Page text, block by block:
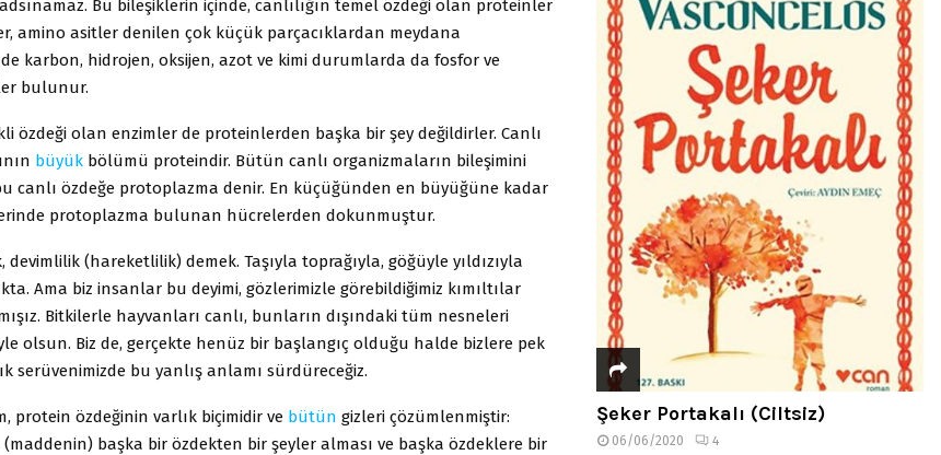
Bu bileşiklerin içinde, canlılığın temel özdeği olan proteinler
amino asitler denilen çok küçük parçacıklardan meydana
karbon, hidrojen, oksijen, azot ve kimi durumlarda da fosfor ve
bulunur.
özdeği olan enzimler de proteinlerden başka bir şey değildirler. Canlı
büyük bölümü proteindir. Bütün canlı organizmaların bileşimini
canlı özdeğe protoplazma denir. En küçüğünden en büyüğüne kadar
protoplazma bulunan hücrelerden dokunmuştur.
devimlilik (hareketlilik) demek. Taşıyla toprağıyla, göğüyle yıldızıyla
Ama biz insanlar bu deyimi, gözlerimizle görebildiğimiz kımıltılar
Bitkilerle hayvanları canlı, bunların dışındaki tüm nesneleri
olsun. Biz de, gerçekte henüz bir başlangıç olduğu halde bizlere pek
serüvenimizde bu yanlış anlamı sürdüreceğiz.
protein özdeğinin varlık biçimidir ve bütün gizleri çözümlenmiştir:
(maddenin) başka bir özdekten bir şeyler alması ve başka özdeklere bir
Şeker Portakalı (Ciltsiz)
06/06/2020 4